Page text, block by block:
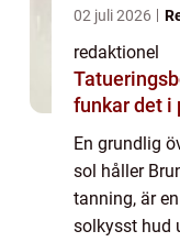
02 juli 2026
redaktionel
funkar det i
En grundlig
sol håller
tanning, är
solkysst hud